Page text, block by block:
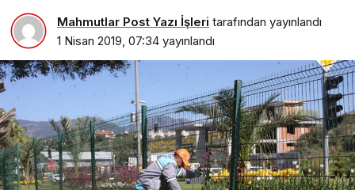
Mahmutlar Post Yazı İşleri tarafından yayınlandı
1 Nisan 2019, 07:34 yayınlandı